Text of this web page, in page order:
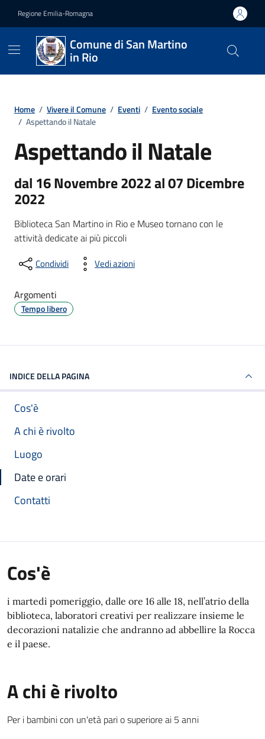
Regione Emilia-Romagna
Comune di San Martino
in Rio
Home / Vivere il Comune / Eventi / Evento sociale
/ Aspettando il Natale
Aspettando il Natale
dal 16 Novembre 2022 al 07 Dicembre
2022
Biblioteca San Martino in Rio e Museo tornano con le
attività dedicate ai più piccoli
Condividi Vedi azioni
Argomenti
Tempo libero
INDICE DELLA PAGINA
Cos'è
A chi è rivolto
Luogo
Date e orari
Contatti
Cos'è
i martedì pomeriggio, dalle ore 16 alle 18, nell’atrio della
biblioteca, laboratori creativi per realizzare insieme le
decorazioni natalizie che andranno ad abbellire la Rocca
e il paese.
A chi è rivolto
Per i bambini con un'età pari o superiore ai 5 anni